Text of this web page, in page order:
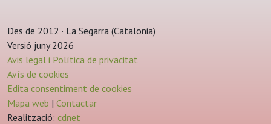
Des de 2012 · La Segarra (Catalonia)
Versió juny 2026
Avis legal i Política de privacitat
Avís de cookies
Edita consentiment de cookies
Mapa web | Contactar
Realització: cdnet